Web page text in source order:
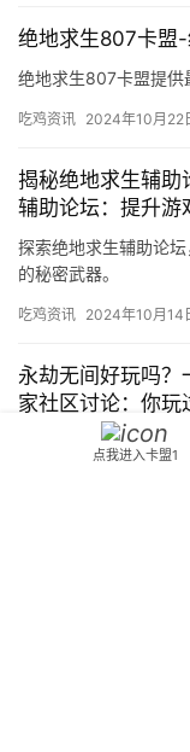
绝地求生807卡盟
绝地求生807卡盟提供
吃鸡资讯 2024年10月22
揭秘绝地求生辅助
辅助论坛：提升游
探索绝地求生辅助论
的秘密武器。
吃鸡资讯 2024年10月14
永劫无间好玩吗
家社区讨论：你玩
探索《永劫无间》的
点我进入卡盟1